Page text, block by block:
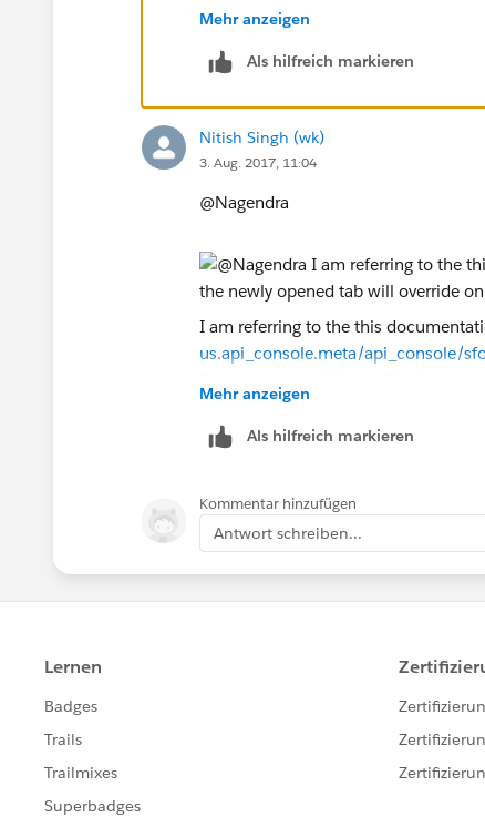
Hope this helps.
Thanks,
Nagendra
Mehr anzeigen
Als hilfreich markieren
Nitish Singh (wk)
3. Aug. 2017, 11:04
@Nagendra
I am referring to the this
us.api_console.meta/api_console/
& not create a new tab. But I am not
Refer attached screenshot
Mehr anzeigen
Als hilfreich markieren
Kommentar hinzufügen
Antwort schreiben...